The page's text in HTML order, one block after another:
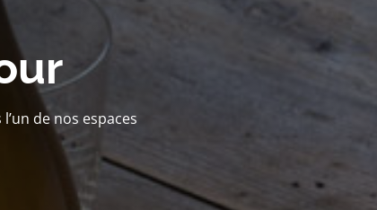
de nos espaces